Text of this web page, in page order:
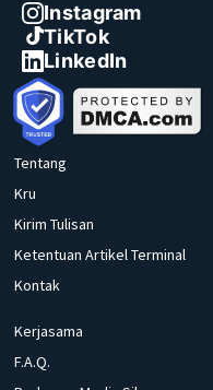
Instagram
TikTok
LinkedIn
Tentang
Kru
Kirim Tulisan
Ketentuan Artikel Terminal
Kontak
Kerjasama
F.A.Q.